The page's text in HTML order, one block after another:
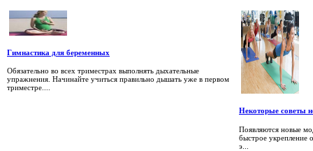
Гимнастика для беременных
Обязательно во всех триместрах выполнять дыхательные
упражнения. Начинайте учиться правильно дышать уже в первом
триместре....
Некоторые советы
Появляются новые
быстрое укрепление
э...